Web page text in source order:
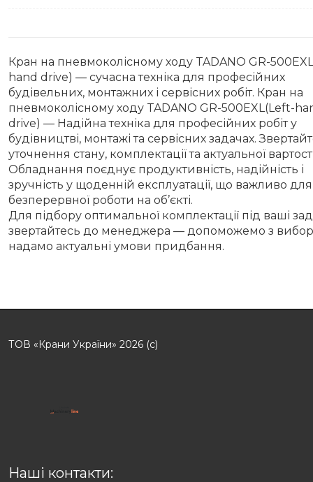
Кран на пневмоколісному ходу TADANO GR-
hand drive) — сучасна техніка для професійних
будівельних, монтажних і сервісних робіт. Кран на
пневмоколісному ходу TADANO GR-500EXL(Left-
drive) — Надійна техніка для професійних робіт у
будівництві, монтажі та сервісних задачах.
уточнення стану, комплектації та актуальної
Обладнання поєднує продуктивність, надійність і
зручність у щоденній експлуатації, що важливо для
безперервної роботи на об’єкті.
Для підбору оптимальної комплектації під ваші
звертайтесь до менеджера — допоможемо з
надамо актуальні умови придбання.
ТОВ «Крани України» 2026 (с)
Наші контакти: